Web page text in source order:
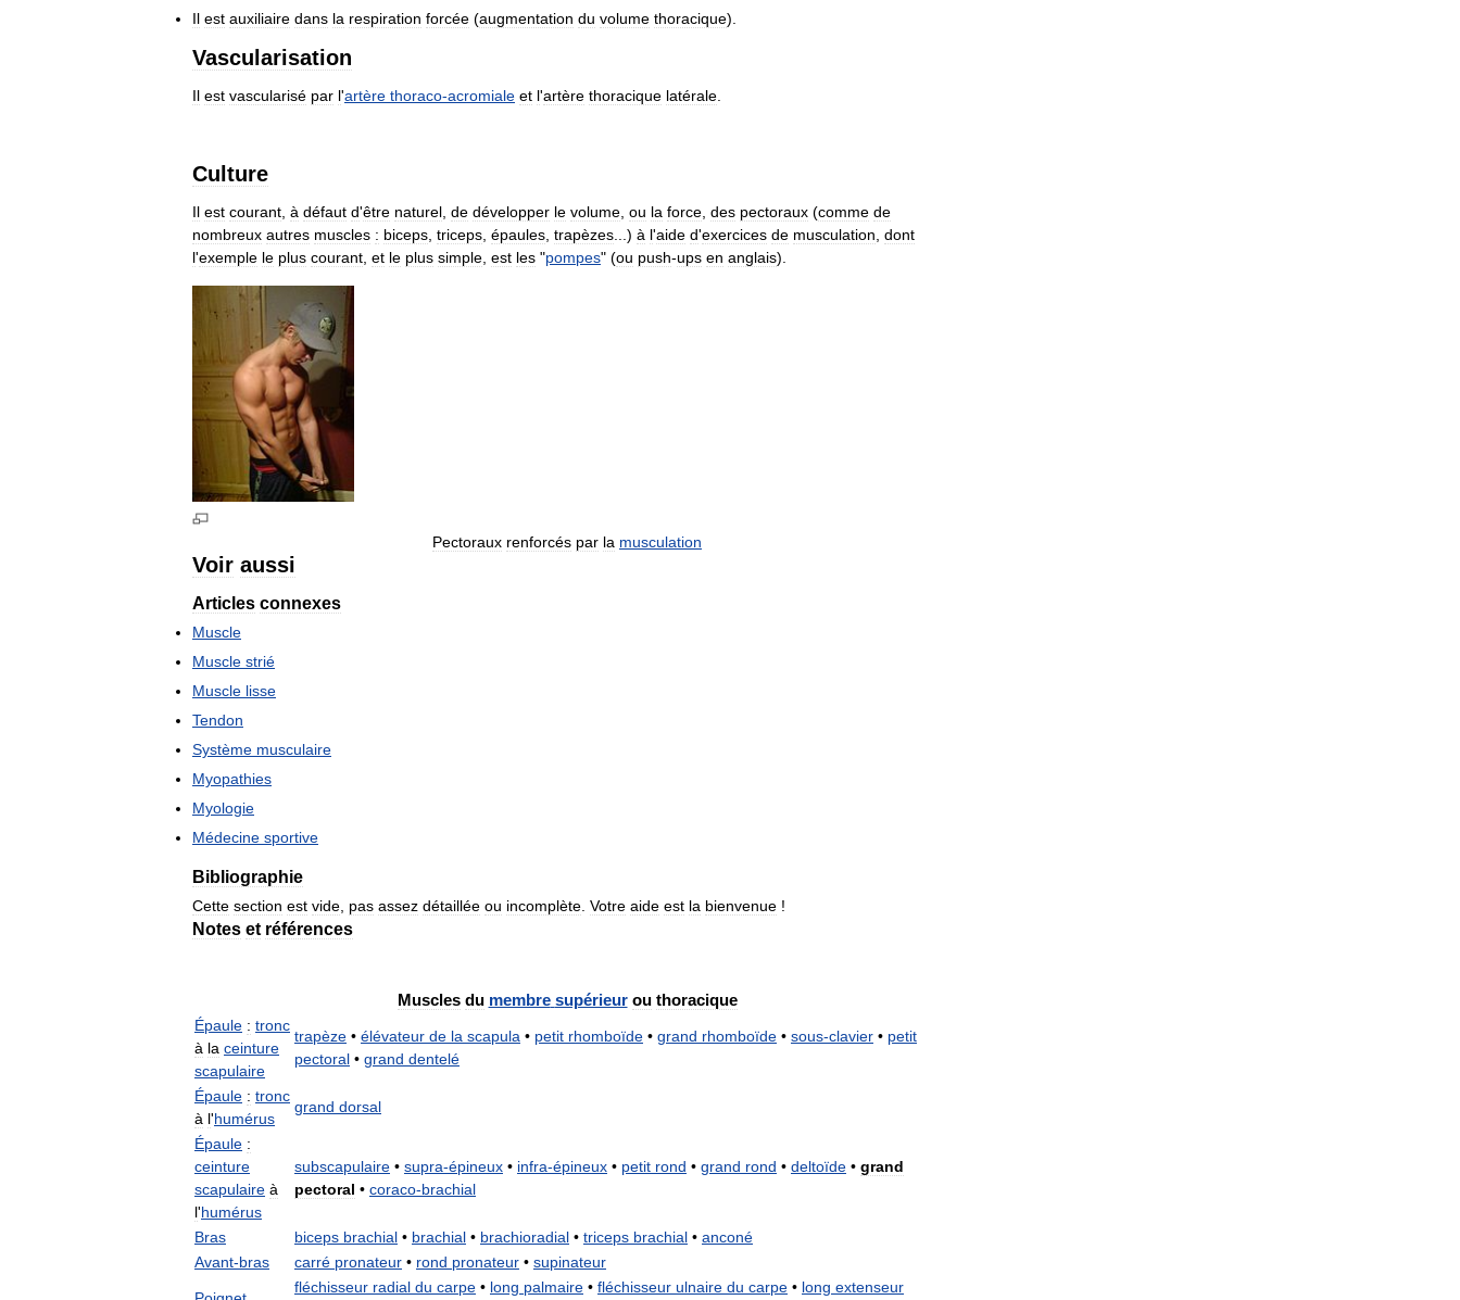
Il est auxiliaire dans la respiration forcée (augmentation du volume thoracique).
Vascularisation
Il est vascularisé par l'artère thoraco-acromiale et l'artère thoracique latérale.
Culture
Il est courant, à défaut d'être naturel, de développer le volume, ou la force, des pectoraux (comme de
nombreux autres muscles : biceps, triceps, épaules, trapèzes...) à l'aide d'exercices de musculation, dont
l'exemple le plus courant, et le plus simple, est les "pompes" (ou push-ups en anglais).
Pectoraux renforcés par la musculation
Voir aussi
Articles connexes
Muscle
Muscle strié
Muscle lisse
Tendon
Système musculaire
Myopathies
Myologie
Médecine sportive
Bibliographie
Cette section est vide pas assez détaillée ou incomplète Votre aide est la bienvenue !
Notes et références
Muscles du membre supérieur ou thoracique
Épaule : tronc
à la ceinture
scapulaire
trapèze • élévateur de la scapula • petit rhomboïde • grand rhomboïde • sous-clavier • petit
pectoral • grand dentelé
Épaule : tronc
à l'humérus
grand dorsal
Épaule :
ceinture
scapulaire à
l'humérus
subscapulaire • supra-épineux • infra-épineux • petit rond • grand rond • deltoïde • grand
pectoral • coraco-brachial
Bras biceps brachial • brachial • brachioradial • triceps brachial • anconé
Avant-bras carré pronateur • rond pronateur • supinateur
fléchisseur radial du carpe • long palmaire • fléchisseur ulnaire du carpe • long extenseur